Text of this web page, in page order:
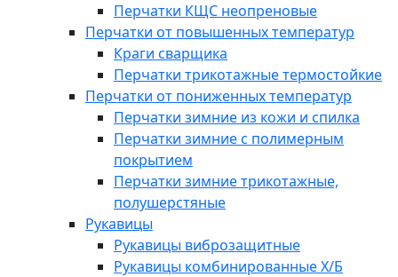
Перчатки КЩС неопреновые
Перчатки от повышенных температур
Краги сварщика
Перчатки трикотажные термостойкие
Перчатки от пониженных температур
Перчатки зимние из кожи и спилка
Перчатки зимние с полимерным
покрытием
Перчатки зимние трикотажные,
полушерстяные
Рукавицы
Рукавицы виброзащитные
Рукавицы комбинированные Х/Б